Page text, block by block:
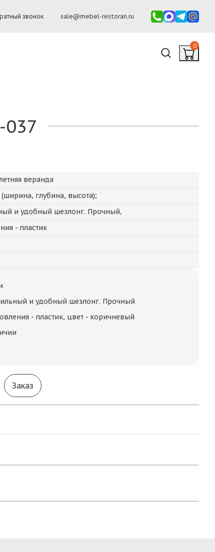
звонок sale@mebel-restoran.ru
0
веранда
(ширина, глубина, высота);
и удобный шезлонг. Прочный,
- пластик
и удобный шезлонг. Прочный
- пластик, цвет - коричневый
Заказ